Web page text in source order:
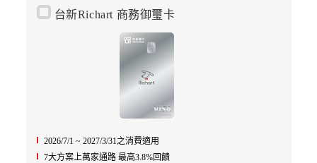
台新Richart 商務御璽卡
2026/7/1 ~ 2027/3/31之消費適用
7大方案上萬家通路 最高3.8%回饋